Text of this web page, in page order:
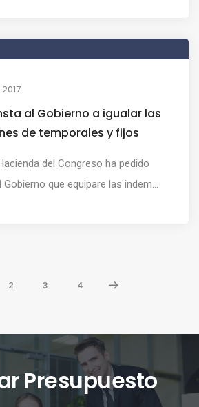
al Gobierno a igualar las
de temporales y fijos
del Congreso ha pedido
que equipare las indem...
2 3 4
Presupuesto